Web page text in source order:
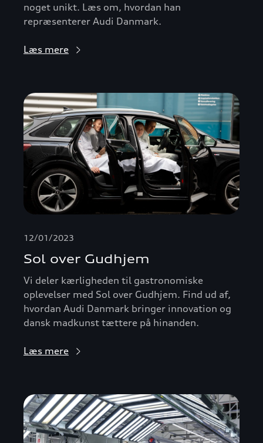
noget unikt. Læs om, hvordan han
repræsenterer Audi Danmark.
Læs mere
12/01/2023
Sol over Gudhjem
Vi deler kærligheden til gastronomiske
oplevelser med Sol over Gudhjem. Find ud af,
hvordan Audi Danmark bringer innovation og
dansk madkunst tættere på hinanden.
Læs mere